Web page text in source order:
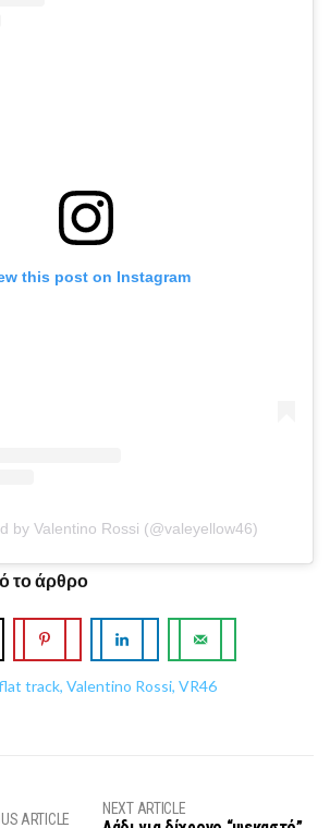
this post on Instagram
by Valentino Rossi (@valeyellow46)
το άρθρο
track, Valentino Rossi, VR46
ARTICLE
NEXT ARTICLE